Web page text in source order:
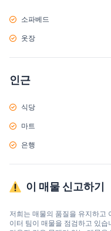
소파베드
옷장
인근
식당
마트
은행
이 매물 신고하기
저희는 매물의 품질을 유지하고
이터 팀이 매물을 점검하고 있습